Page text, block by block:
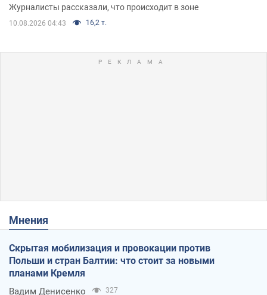
Журналисты рассказали, что происходит в зоне
10.08.2026 04:43 16,2 т.
Мнения
Скрытая мобилизация и провокации против
Польши и стран Балтии: что стоит за новыми
планами Кремля
Вадим Денисенко 327